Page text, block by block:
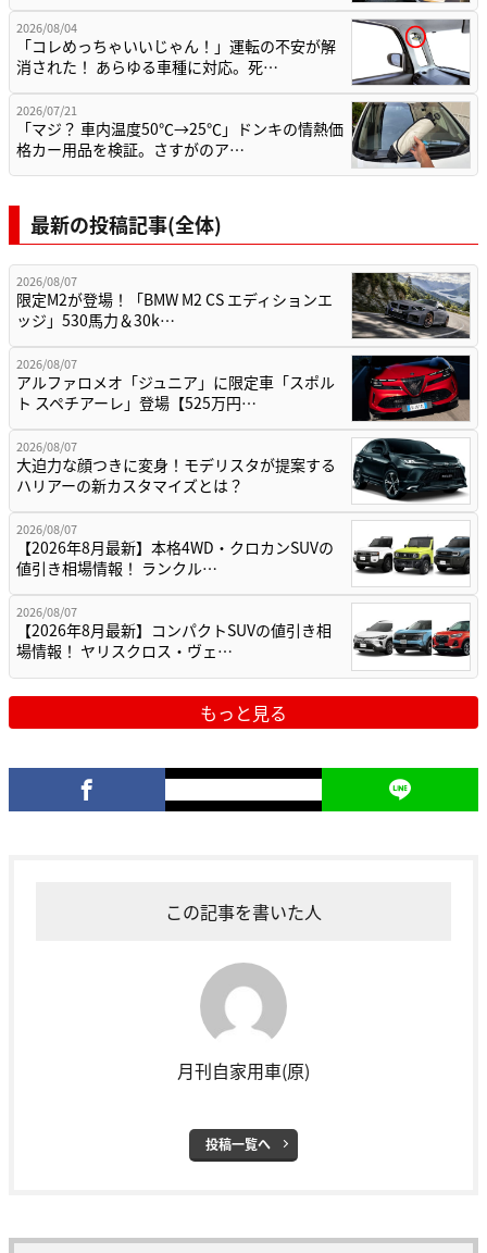
2026/08/04
「コレめっちゃいいじゃん！」運転の不安が解
消された！ あらゆる車種に対応。死…
2026/07/21
「マジ？ 車内温度50℃→25℃」ドンキの情熱価
格カー用品を検証。さすがのア…
最新の投稿記事(全体)
2026/08/07
限定M2が登場！「BMW M2 CS エディションエ
ッジ」530馬力＆30k…
2026/08/07
アルファロメオ「ジュニア」に限定車「スポル
ト スペチアーレ」登場【525万円…
2026/08/07
大迫力な顔つきに変身！モデリスタが提案する
ハリアーの新カスタマイズとは？
2026/08/07
【2026年8月最新】本格4WD・クロカンSUVの
値引き相場情報！ ランクル…
2026/08/07
【2026年8月最新】コンパクトSUVの値引き相
場情報！ ヤリスクロス・ヴェ…
もっと見る
この記事を書いた人
月刊自家用車(原)
投稿一覧へ